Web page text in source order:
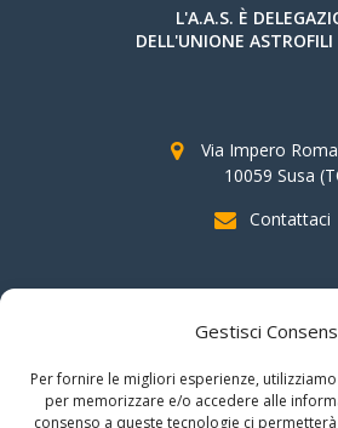
Gestisci
Per fornire le migliori esperienze,
per memorizzare e/o accedere alle
consenso a queste tecnologie ci
L'A.A.S. È
DELL'UNIONE
Via Impero
10059 Susa
Contattaci
SOSTIENI AAS
indicando il
C.F. 96020930010
nella
firmando per la destinazione del